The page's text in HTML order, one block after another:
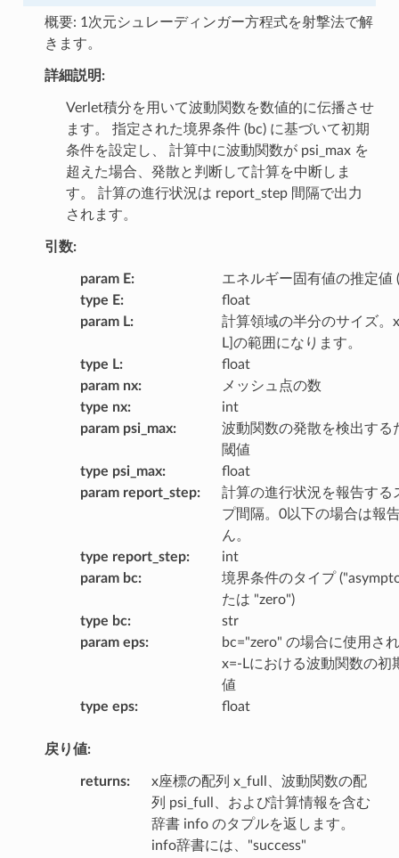
概要: 1次元シュレーディンガー方程式を射撃法で解
きます。
詳細説明:
Verlet積分を用いて波動関数を数値的に伝播させ
ます。 指定された境界条件 (bc) に基づいて初期
条件を設定し、 計算中に波動関数が psi_max を
超えた場合、発散と判断して計算を中断しま
す。 計算の進行状況は report_step 間隔で出力
されます。
引数:
param E:
エネルギー固有値の推定値
type E:
float
param L:
計算領域の半分のサイズ。
L]の範囲になります。
type L:
float
param nx:
メッシュ点の数
type nx:
int
param psi_max:
波動関数の発散を検出する
閾値
type psi_max:
float
param report_step:
計算の進行状況を報告する
プ間隔。0以下の場合は報
ん。
type report_step:
int
param bc:
境界条件のタイプ
たは "zero")
type bc:
str
param eps:
bc="zero" の場合に使用さ
x=-Lにおける波動関数の初
値
type eps: float
戻り値:
returns:
x座標の配列 x_full、波動関数の配
列 psi_full、および計算情報を含む
辞書 info のタプルを返します。
info辞書には、"success"